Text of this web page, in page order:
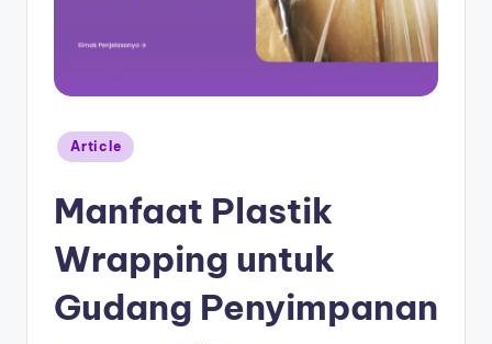
Article
Manfaat Plastik
Wrapping untuk
Gudang Penyimpanan